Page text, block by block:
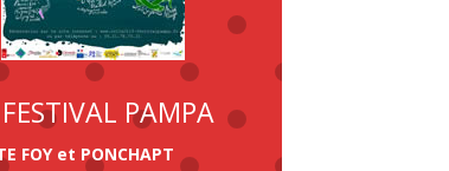
FESTIVAL PAMPA
FOY et PONCHAPT